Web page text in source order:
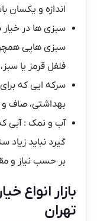
اندازه و یکسان
سبزی ها در خیار
سبزی هایی
فلفل قرمز یا
سرکه ایی که
بهداشتی، صاف و
آب و نمک : آبی
گیرد نباید
بر حسب نیاز و
بازار انواع
تهران